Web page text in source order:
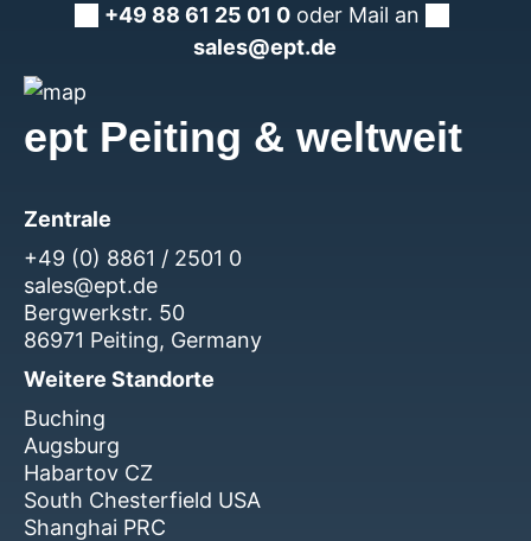
+49 88 61 25 01 0 oder Mail an
sales@ept.de
ept Peiting & weltweit
Zentrale
+49 (0) 8861 / 2501 0
sales@ept.de
Bergwerkstr. 50
86971 Peiting, Germany
Weitere Standorte
Buching
Augsburg
Habartov CZ
South Chesterfield USA
Shanghai PRC